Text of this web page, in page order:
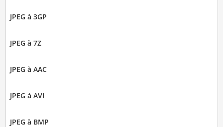
JPEG à 3GP
JPEG à 7Z
JPEG à AAC
JPEG à AVI
JPEG à BMP